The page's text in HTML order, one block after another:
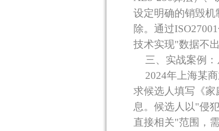
设定明确的销毁机
除。通过ISO27001
技术实现"数据不
三、实战案例
2024年上海某
求候选人填写《
息。候选人以"侵
直接相关"范围，